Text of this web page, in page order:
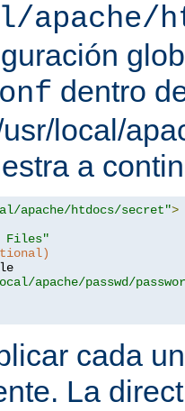
apache/
dentro
local/
a
apache/htdocs/secret">
Files"
apache/passwd/
cada
La